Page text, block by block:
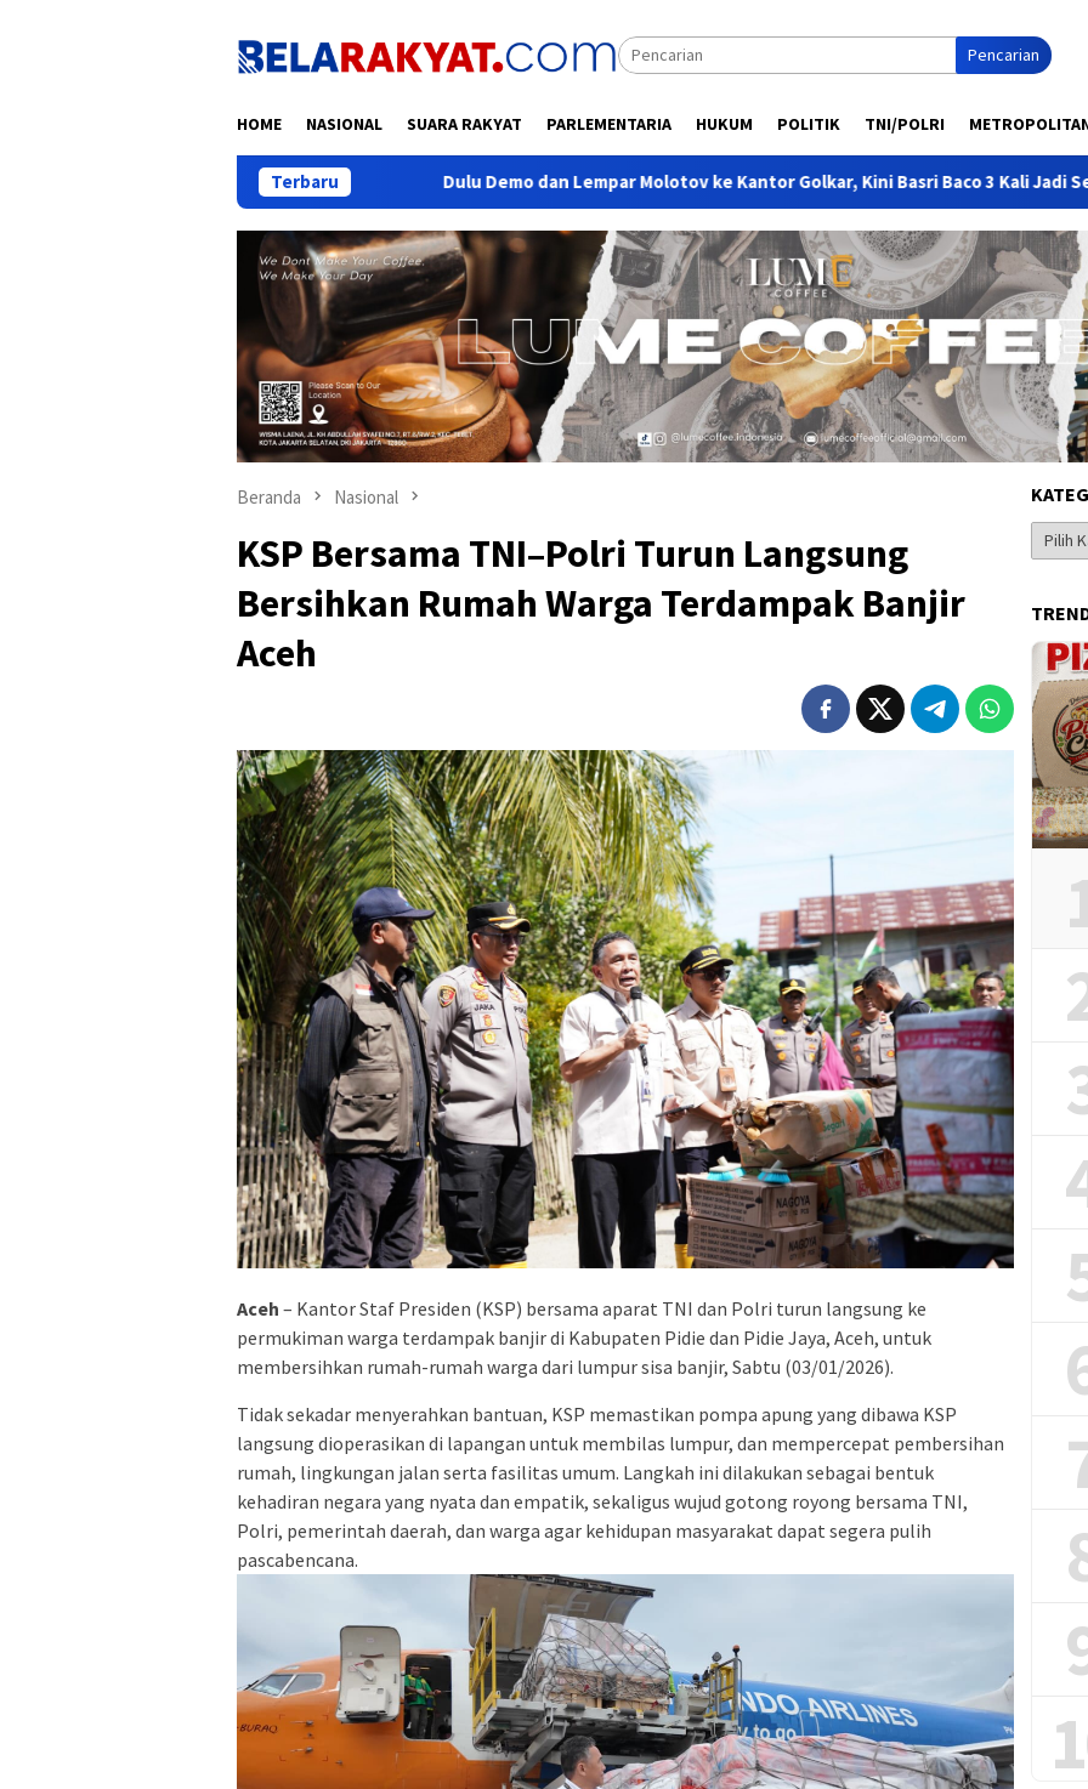
Pencarian
HOME NASIONAL SUARA RAKYAT PARLEMENTARIA HUKUM POLITIK TNI/POLRI
Terbaru
Dulu Demo dan Lempar Molotov ke Kantor Golkar, Kini Basri Baco 3 Kali Jadi Sekretaris hingga Jadi
Beranda Nasional
KSP Bersama TNI–Polri Turun Langsung
Bersihkan Rumah Warga Terdampak Banjir
Aceh
Aceh – Kantor Staf Presiden (KSP) bersama aparat TNI dan Polri turun langsung ke
permukiman warga terdampak banjir di Kabupaten Pidie dan Pidie Jaya, Aceh, untuk
membersihkan rumah-rumah warga dari lumpur sisa banjir, Sabtu (03/01/2026).
Tidak sekadar menyerahkan bantuan, KSP memastikan pompa apung yang dibawa KSP
langsung dioperasikan di lapangan untuk membilas lumpur, dan mempercepat pembersihan
rumah, lingkungan jalan serta fasilitas umum. Langkah ini dilakukan sebagai bentuk
kehadiran negara yang nyata dan empatik, sekaligus wujud gotong royong bersama TNI,
Polri, pemerintah daerah, dan warga agar kehidupan masyarakat dapat segera pulih
pascabencana.
Berita